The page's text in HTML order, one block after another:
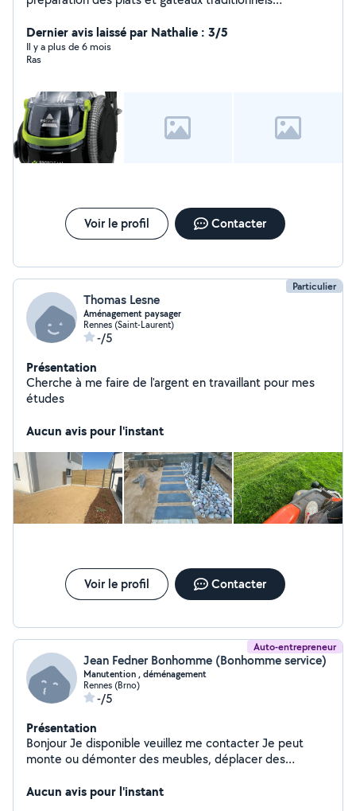
Dernier avis laissé par Nathalie : 3/5
Il y a plus de 6 mois
Ras
Voir le profil Contacter
Particulier
Thomas Lesne
Aménagement paysager
Rennes (Saint-Laurent)
-/5
Présentation
Cherche à me faire de l'argent en travaillant pour mes
études
Aucun avis pour l'instant
Voir le profil Contacter
Auto-entrepreneur
Jean Fedner Bonhomme (Bonhomme service)
Manutention , déménagement
Rennes (Brno)
-/5
Présentation
Bonjour Je disponible veuillez me contacter Je peut
monte ou démonter des meubles, déplacer des
entretiens véhicules
Aucun avis pour l'instant